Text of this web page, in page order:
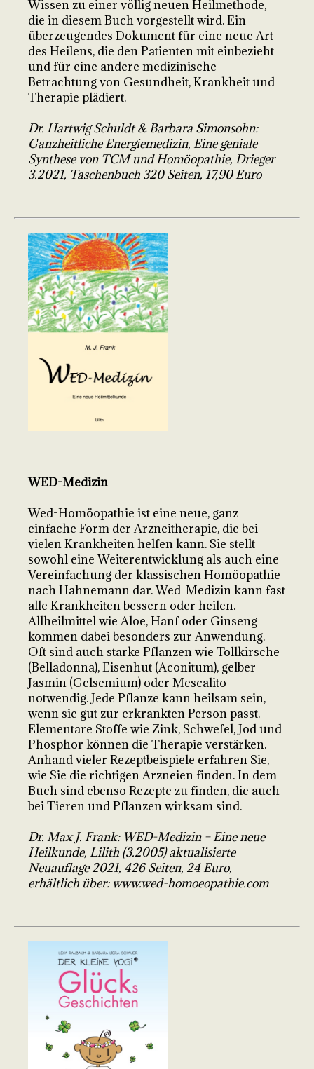
Wissen zu einer völlig neuen Heilmethode,
die in diesem Buch vorgestellt wird. Ein
überzeugendes Dokument für eine neue Art
des Heilens, die den Patienten mit einbezieht
und für eine andere medizinische
Betrachtung von Gesundheit, Krankheit und
Therapie plädiert.
Dr. Hartwig Schuldt & Barbara Simonsohn:
Ganzheitliche Energiemedizin, Eine geniale
Synthese von TCM und Homöopathie, Drieger
3.2021, Taschenbuch 320 Seiten, 17,90 Euro
WED-Medizin
Wed-Homöopathie ist eine neue, ganz
einfache Form der Arzneitherapie, die bei
vielen Krankheiten helfen kann. Sie stellt
sowohl eine Weiterentwicklung als auch eine
Vereinfachung der klassischen Homöopathie
nach Hahnemann dar. Wed-Medizin kann fast
alle Krankheiten bessern oder heilen.
Allheilmittel wie Aloe, Hanf oder Ginseng
kommen dabei besonders zur Anwendung.
Oft sind auch starke Pflanzen wie Tollkirsche
(Belladonna), Eisenhut (Aconitum), gelber
Jasmin (Gelsemium) oder Mescalito
notwendig. Jede Pflanze kann heilsam sein,
wenn sie gut zur erkrankten Person passt.
Elementare Stoffe wie Zink, Schwefel, Jod und
Phosphor können die Therapie verstärken.
Anhand vieler Rezeptbeispiele erfahren Sie,
wie Sie die richtigen Arzneien finden. In dem
Buch sind ebenso Rezepte zu finden, die auch
bei Tieren und Pflanzen wirksam sind.
Dr. Max J. Frank: WED-Medizin – Eine neue
Heilkunde, Lilith (3.2005) aktualisierte
Neuauflage 2021, 426 Seiten, 24 Euro,
erhältlich über: www.wed-homoeopathie.com